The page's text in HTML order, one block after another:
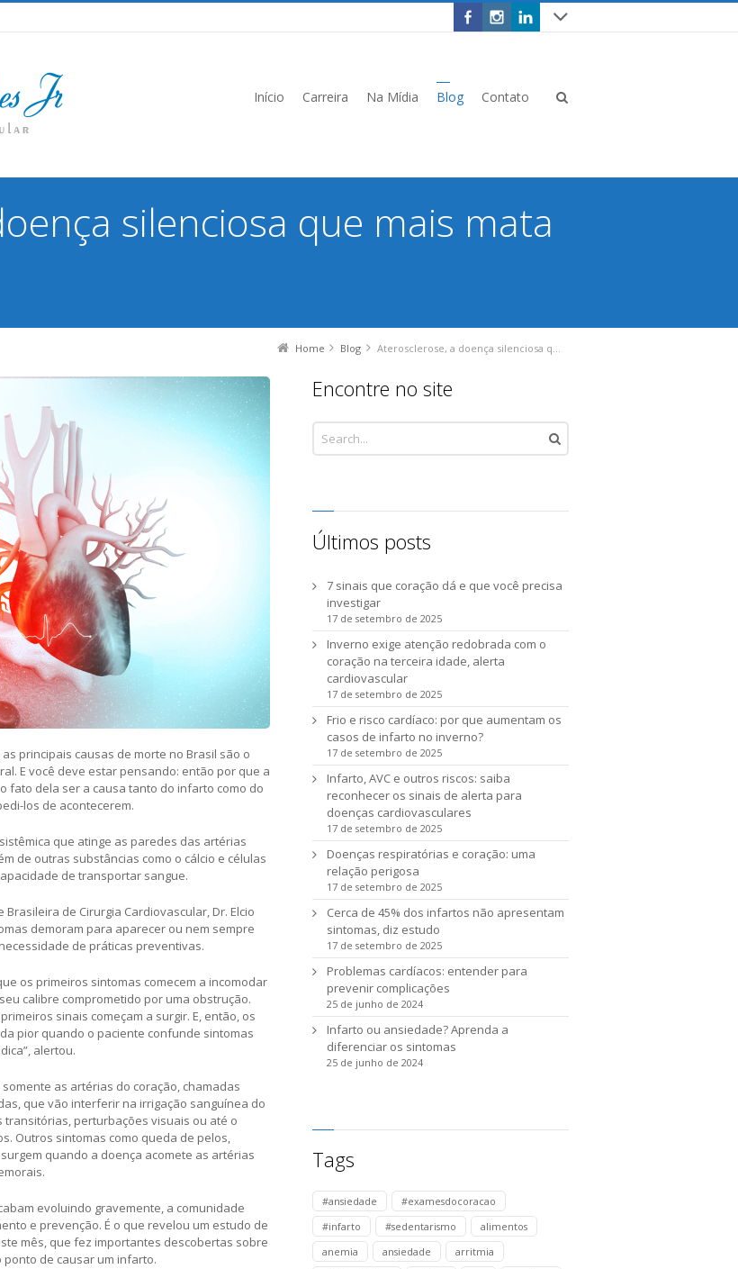
Início Carreira Na Mídia Blog Contato
silenciosa que mais mata
Home Blog Aterosclerose, a doença silenciosa que mais mata no Brasil
principais causas de morte no Brasil são o
E você deve estar pensando: então por que a
fato dela ser a causa tanto do infarto como do
los de acontecerem.
que atinge as paredes das artérias
de outras substâncias como o cálcio e células
de transportar sangue.
de Cirurgia Cardiovascular, Dr. Elcio
demoram para aparecer ou nem sempre
de práticas preventivas.
os primeiros sintomas comecem a incomodar
calibre comprometido por uma obstrução.
sinais começam a surgir. E, então, os
pior quando o paciente confunde sintomas
alertou.
as artérias do coração, chamadas
que vão interferir na irrigação sanguínea do
perturbações visuais ou até o
Outros sintomas como queda de pelos,
quando a doença acomete as artérias
evoluindo gravemente, a comunidade
e prevenção. É o que revelou um estudo de
mês, que fez importantes descobertas sobre
de causar um infarto.
Encontre no site
Últimos posts
7 sinais que coração dá e que você precisa
investigar
17 de setembro de 2025
Inverno exige atenção redobrada com o
coração na terceira idade, alerta
cardiovascular
17 de setembro de 2025
Frio e risco cardíaco: por que aumentam os
casos de infarto no inverno?
17 de setembro de 2025
Infarto, AVC e outros riscos: saiba
reconhecer os sinais de alerta para
doenças cardiovasculares
17 de setembro de 2025
Doenças respiratórias e coração: uma
relação perigosa
17 de setembro de 2025
Cerca de 45% dos infartos não apresentam
sintomas, diz estudo
17 de setembro de 2025
Problemas cardíacos: entender para
prevenir complicações
25 de junho de 2024
Infarto ou ansiedade? Aprenda a
diferenciar os sintomas
25 de junho de 2024
Tags
#ansiedade
#examesdocoracao
#infarto
#sedentarismo
alimentos
anemia
ansiedade
arritmia